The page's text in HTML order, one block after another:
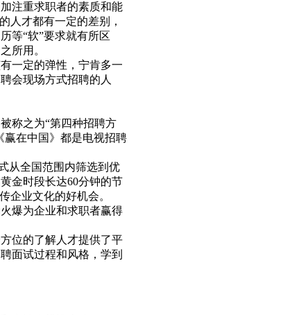
注重求职者的素质和能
人才都有一定的差别，
等“软”要求就有所区
所用。
一定的弹性，宁肯多一
会现场方式招聘的人
称之为“第四种招聘方
赢在中国》都是电视招聘
从全国范围内筛选到优
金时段长达60分钟的节
企业文化的好机会。
爆为企业和求职者赢得
位的了解人才提供了平
面试过程和风格，学到